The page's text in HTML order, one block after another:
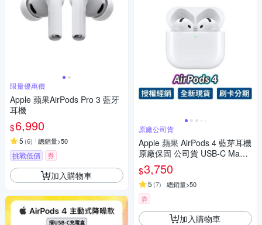
限量優惠價
Apple 蘋果AirPods Pro 3 藍牙
耳機
$6,990
5 (6) 總銷量>50
挑戰低價 券
加入購物車
原廠公司貨
Apple 蘋果 AirPods 4 藍芽耳機
原廠保固 公司貨 USB-C MagS
afe 真無線耳機
$3,750
5 (7) 總銷量>50
券
加入購物車